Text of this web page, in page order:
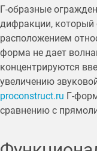
Г-образные
дифракции, который
расположением
форма не дает
концентрируются
увеличению
proconstruct.ru Г-
сравнению с